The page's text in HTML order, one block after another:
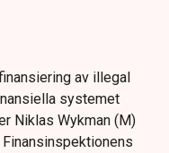
av illegal
systemet
Niklas Wykman (M)